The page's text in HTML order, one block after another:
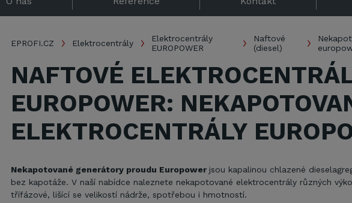
EPROFI.CZ Elektrocentrály
Elektrocentrály
EUROPOWER
Naftové
(diesel)
NAFTOVÉ
EUROPOWER:
ELEKTROCENTRÁLY
Nekapotované generátory proudu Europower jsou kapalinou chlazené
bez kapotáže. V naší nabídce naleznete nekapotované elektrocentrály různých
třífázové, lišící se velikostí nádrže, spotřebou i hmotností.